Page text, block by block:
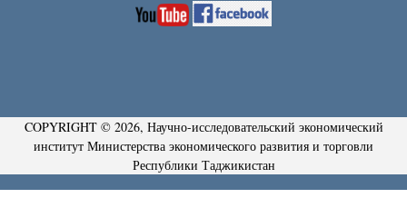
COPYRIGHT © 2026, Научно-исследовательский экономический
институт Министерства экономического развития и торговли
Республики Таджикистан